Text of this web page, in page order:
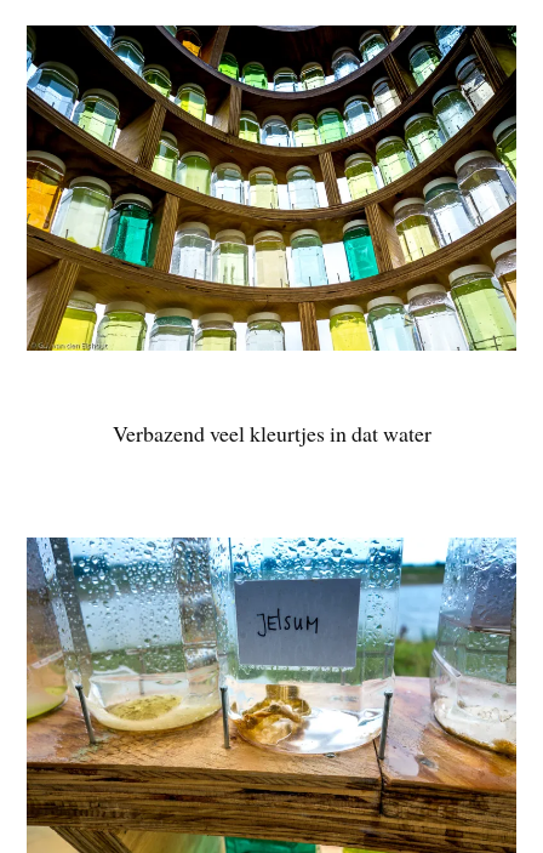
Verbazend veel kleurtjes in dat water